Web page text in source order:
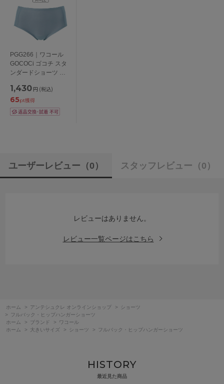
PGG266｜ワコール
GOCOCi ゴコチ スタ
ンダードショーツ は
M/L/LL
1,430 円 (税込)
65pt獲得
ユーザーレビュー （0） スタッフレビュー （0）
レビューはありません。
レビュー一覧ページはこちら
ホーム > アンテシュクレ オンラインショップ >
ショーツ
>
フルバック・ヒップハンガーショーツ
ホーム
> ブランド >
ワコール
ホーム
> 大きいサイズ > ショーツ > フルバック・ヒップハンガーショーツ
HISTORY
最近見た商品